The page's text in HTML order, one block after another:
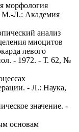
морфология
- М.-Л.: Академия
анализ
миоцитов
левого
- 1972. - Т. 62, №
- Л.: Наука,
значение. -
основам